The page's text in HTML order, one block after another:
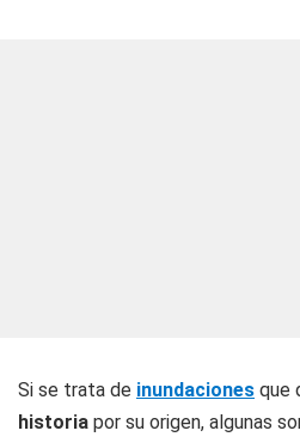
Si se trata de inundaciones que
historia por su origen, algunas